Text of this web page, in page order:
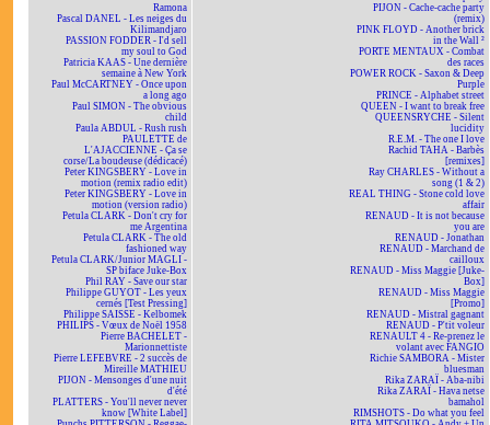
Ramona
Pascal DANEL - Les neiges du
Kilimandjaro
PASSION FODDER - I'd sell
my soul to God
Patricia KAAS - Une dernière
semaine à New York
Paul McCARTNEY - Once upon
a long ago
Paul SIMON - The obvious
child
Paula ABDUL - Rush rush
PAULETTE de
L'AJACCIENNE - Ça se
corse/La boudeuse (dédicacé)
Peter KINGSBERY - Love in
motion (remix radio edit)
Peter KINGSBERY - Love in
motion (version radio)
Petula CLARK - Don't cry for
me Argentina
Petula CLARK - The old
fashioned way
Petula CLARK/Junior MAGLI -
SP biface Juke-Box
Phil RAY - Save our star
Philippe GUYOT - Les yeux
cernés [Test Pressing]
Philippe SAISSE - Kelbomek
PHILIPS - Vœux de Noël 1958
Pierre BACHELET -
Marionnettiste
Pierre LEFEBVRE - 2 succès de
Mireille MATHIEU
PIJON - Mensonges d'une nuit
d'été
PLATTERS - You'll never never
know [White Label]
PIJON - Cache-cache party
(remix)
PINK FLOYD - Another brick
in the Wall ²
PORTE MENTAUX - Combat
des races
POWER ROCK - Saxon & Deep
Purple
PRINCE - Alphabet street
QUEEN - I want to break free
QUEENSRYCHE - Silent
lucidity
R.E.M. - The one I love
Rachid TAHA - Barbès
[remixes]
Ray CHARLES - Without a
song (1 & 2)
REAL THING - Stone cold love
affair
RENAUD - It is not because
you are
RENAUD - Jonathan
RENAUD - Marchand de
cailloux
RENAUD - Miss Maggie [Juke-
Box]
RENAUD - Miss Maggie
[Promo]
RENAUD - Mistral gagnant
RENAUD - P'tit voleur
RENAULT 4 - Re-prenez le
volant avec FANGIO
Richie SAMBORA - Mister
bluesman
Rika ZARAÏ - Aba-nibi
Rika ZARAÏ - Hava netse
bamahol
RIMSHOTS - Do what you feel